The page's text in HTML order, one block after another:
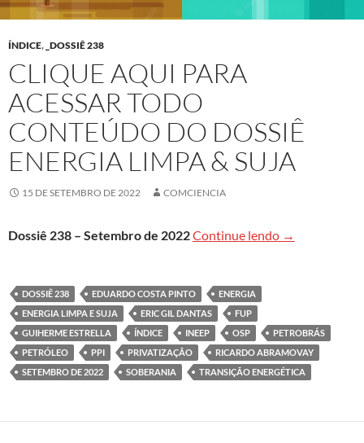
ÍNDICE, _DOSSIÊ 238
CLIQUE AQUI PARA
ACESSAR TODO
CONTEÚDO DO DOSSIÊ
ENERGIA LIMPA & SUJA
15 DE SETEMBRO DE 2022 COMCIENCIA
Dossiê 238 – Setembro de 2022Continue lendo Clique aqui
→
DOSSIÊ 238 EDUARDO COSTA PINTO
ENERGIA
ENERGIA LIMPA E SUJA
ERIC GIL DANTAS
FUP
GUIHERME ESTRELLA
ÍNDICE INEEP OSP
PETROBRÁS
PETRÓLEO
PPI PRIVATIZAÇÃO
RICARDO ABRAMOVAY
SETEMBRO DE 2022
SOBERANIA TRANSIÇÃO ENERGÉTICA